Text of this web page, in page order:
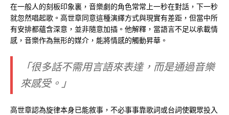
在一般人的刻板印象裏，音樂劇的角色常常上一秒在對話，下一秒
就忽然唱起歌。高世章同意這種演繹方式與現實有差距，但當中所
有安排都蘊含深意，並非隨意加插。他解釋，當語言不足以承載情
感，音樂作為無形的媒介，能將情感的觸動昇華。
「很多話不需用言語來表達，而是通過音樂
來感受。」
高世章認為旋律本身已能敘事，不必事事靠歌詞或台詞使觀眾投入